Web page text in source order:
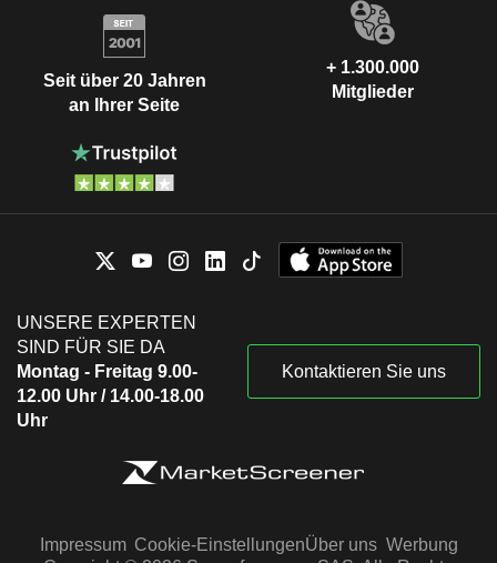
Seit über 20 Jahren
an Ihrer Seite
+ 1.300.000
Mitglieder
UNSERE EXPERTEN
SIND FÜR SIE DA
Montag - Freitag 9.00-
12.00 Uhr / 14.00-18.00
Uhr
Kontaktieren Sie uns
Impressum Cookie-EinstellungenÜber uns Werbung